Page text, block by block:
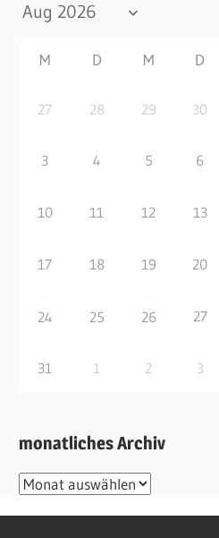
M D M D
27 28 29 30
3 4 5 6
10 11 12 13
17 18 19 20
24 25 26 27
31 1 2 3
monatliches Archiv
monatliches